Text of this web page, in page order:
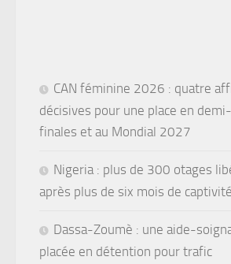
CAN féminine 2026 : quatre
décisives pour une place en demi-
finales et au Mondial 2027
Nigeria : plus de 300 otages
après plus de six mois de captivité
Dassa-Zoumè : une aide-
placée en détention pour trafic